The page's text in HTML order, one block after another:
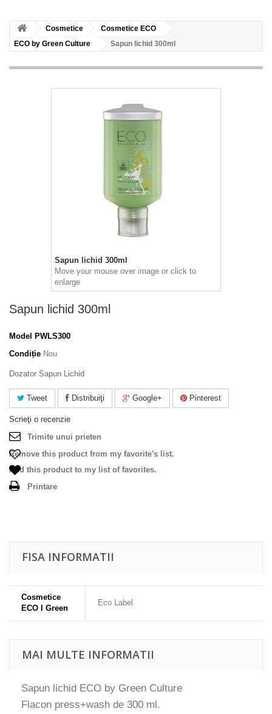
Cosmetice
Cosmetice ECO
ECO by Green Culture
Sapun lichid 300ml
Sapun lichid 300ml
Move your mouse over image or click to
enlarge
Sapun lichid 300ml
Model
PWLS300
Condiție Nou
Dozator Sapun Lichid
Tweet Distribuiţi Google+ Pinterest
Scrieţi o recenzie
Trimite unui prieten
Remove this product from my favorite's list.
Add this product to my list of favorites.
Printare
FISA INFORMATII
Cosmetice
ECO I Green
Eco Label
MAI MULTE INFORMATII
Sapun lichid ECO by Green Culture
Flacon press+wash de 300 ml.